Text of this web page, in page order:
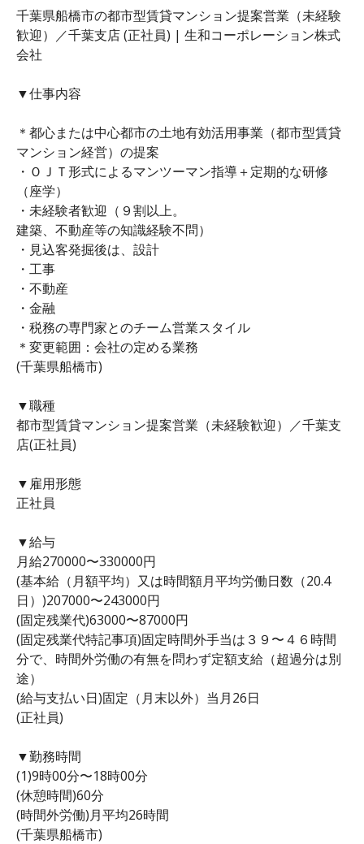
千葉県船橋市の都市型賃貸マンション提案営業（未経験
歓迎）／千葉支店 (正社員) | 生和コーポレーション株式
会社
▼仕事内容
＊都心または中心都市の土地有効活用事業（都市型賃貸
マンション経営）の提案
・ＯＪＴ形式によるマンツーマン指導＋定期的な研修
（座学）
・未経験者歓迎（９割以上。
建築、不動産等の知識経験不問）
・見込客発掘後は、設計
・工事
・不動産
・金融
・税務の専門家とのチーム営業スタイル
＊変更範囲：会社の定める業務
(千葉県船橋市)
▼職種
都市型賃貸マンション提案営業（未経験歓迎）／千葉支
店(正社員)
▼雇用形態
正社員
▼給与
月給270000〜330000円
(基本給（月額平均）又は時間額月平均労働日数（20.4
日）)207000〜243000円
(固定残業代)63000〜87000円
(固定残業代特記事項)固定時間外手当は３９〜４６時間
分で、時間外労働の有無を問わず定額支給（超過分は別
途）
(給与支払い日)固定（月末以外）当月26日
(正社員)
▼勤務時間
(1)9時00分〜18時00分
(休憩時間)60分
(時間外労働)月平均26時間
(千葉県船橋市)